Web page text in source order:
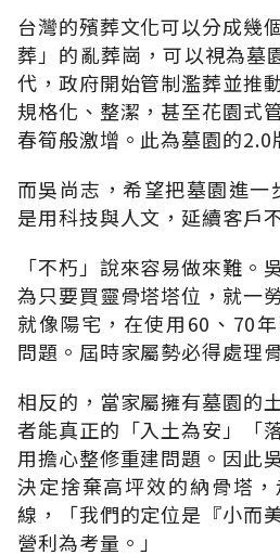
台灣的殯葬文化可以分成幾
葬」的亂葬崗，可以視為墓
代，政府開始管制濫葬並推
規格化、整潔，甚至花園式
春筍般激增。此為墓園的2.0
而吳尚志，希望把墓園進
是用科技與人文，延續客戶
「不朽」說來容易做來難。
為只要買靈骨塔塔位，就一
就像陽宅，在使用60、70
問題。屆時家屬勢必得處理
相反的，當家屬擁有墓園的
者能真正的「入土為安」「
用擔心整修重建問題。因此
決定捨棄高坪效的納骨塔
線，「我們的定位是『小而
營利為考量。」